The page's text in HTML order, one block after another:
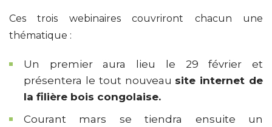
Ces trois webinaires couvriront chacun une
thématique :
Un premier aura lieu le 29 février et
présentera le tout nouveau site internet de
la filière bois congolaise.
Courant mars se tiendra ensuite un